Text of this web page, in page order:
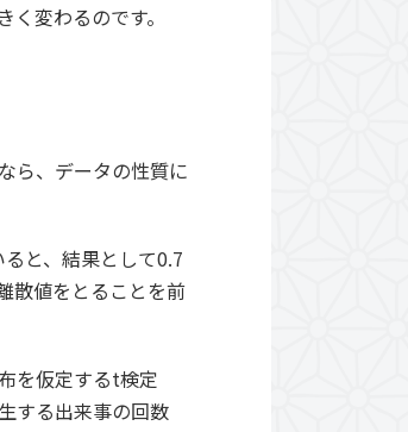
変わるのです。
ら、データの性質に
と、結果として0.7
散値をとることを前
を仮定するt検定
する出来事の回数